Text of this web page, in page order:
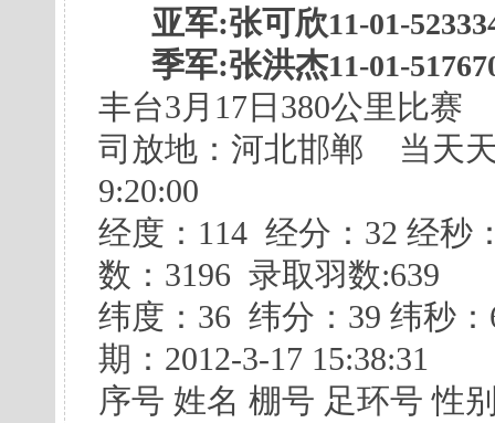
亚军:张可欣11-01-
季军:张洪杰11-01-
丰台3月17日380公里
司放地：河北邯郸 当天
9:20:00
经度：114 经分：32
数：3196 录取羽数:639
纬度：36 纬分：39 纬
期：2012-3-17 15:38:31
序号 姓名 棚号 足环号 性